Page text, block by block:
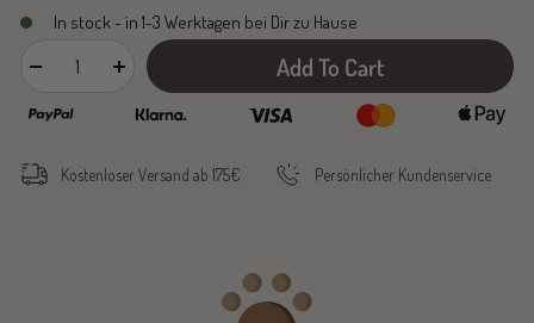
In stock - in 1-3 Werktagen bei Dir zu Hause
Decrease
quantity
Increase
quantity
Add To Cart
Kostenloser Versand ab 175€ Persönlicher Kundenservice